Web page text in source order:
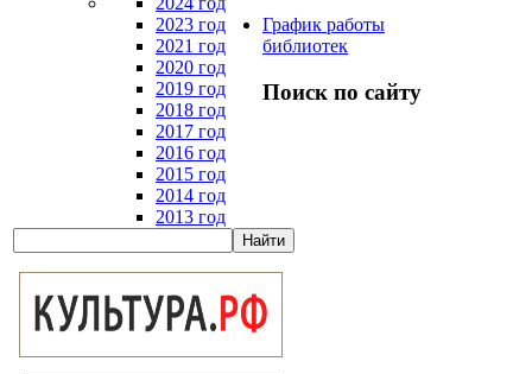
2023 год
2021 год
2020 год
2019 год
2018 год
2017 год
2016 год
2015 год
2014 год
2013 год
График работы
библиотек
Поиск по сайту